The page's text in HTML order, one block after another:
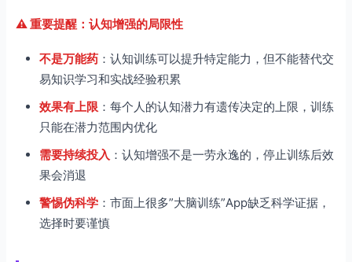
⚠️ 重要提醒：认知增强的局限性
不是万能药 ：认知训练可以提升特定能力，但不能替代交
易知识学习和实战经验积累
效果有上限 ：每个人的认知潜力有遗传决定的上限，训练
只能在潜力范围内优化
需要持续投入 ：认知增强不是一劳永逸的，停止训练后效
果会消退
警惕伪科学 ：市面上很多”大脑训练”App缺乏科学证据，
选择时要谨慎